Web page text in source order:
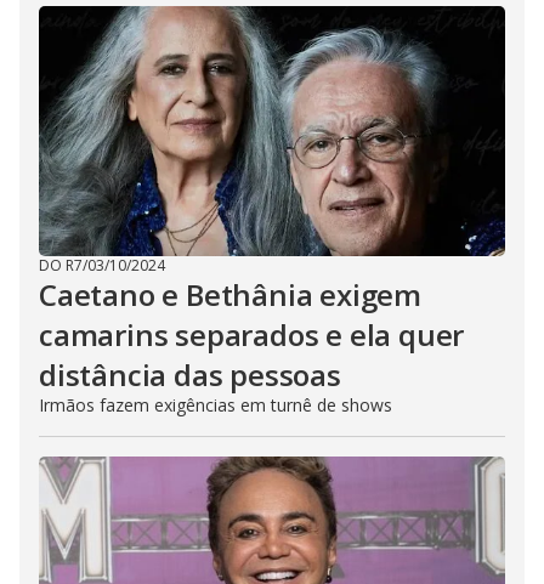
DO R7/03/10/2024
Caetano e Bethânia exigem
camarins separados e ela quer
distância das pessoas
Irmãos fazem exigências em turnê de shows